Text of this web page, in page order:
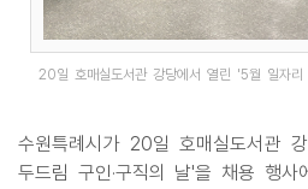
20일 호매실도서관 강당에서 열린 '5월 일자리
수원특례시가 20일 호매실도서관
두드림 구인·구직의 날'을 채용 행